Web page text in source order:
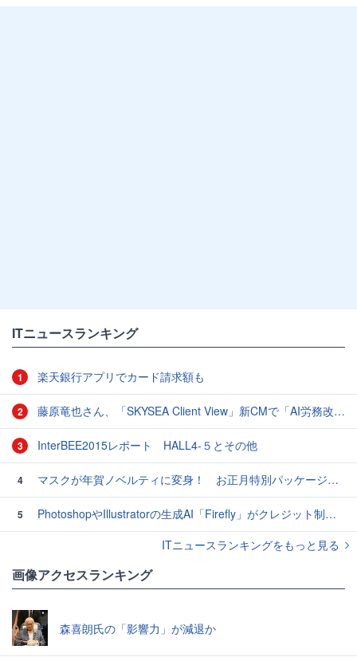
ITニュースランキング
1 楽天銀行アプリでカード請求額も
2 藤原竜也さん、「SKYSEA Client View」新CMで「AI労務改善」をアピール 働き方をAIが分析したら「すぐに休んで」と言われる？
3 InterBEE2015レポート HALL4-５とその他
4 マスクが年賀ノベルティに変身！ お正月特別パッケージの注文受付開始
5
PhotoshopやIllustratorの生成AI「Firefly」がクレジット制を導入し有料プランでも画像生成枚数が制限されるように
ITニュースランキングをもっと見る
画像アクセスランキング
森喜朗氏の「影響力」が減退か